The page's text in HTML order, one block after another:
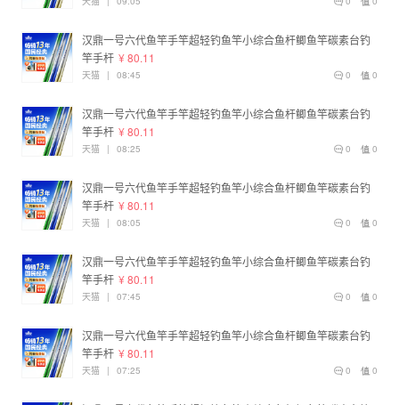
汉鼎一号六代鱼竿手竿超轻钓鱼竿小综合鱼杆鲫鱼竿碳素台钓
竿手杆 ¥ 80.11
0
0
天猫 | 08:45
汉鼎一号六代鱼竿手竿超轻钓鱼竿小综合鱼杆鲫鱼竿碳素台钓
竿手杆 ¥ 80.11
0
0
天猫 | 08:25
汉鼎一号六代鱼竿手竿超轻钓鱼竿小综合鱼杆鲫鱼竿碳素台钓
竿手杆 ¥ 80.11
0
0
天猫 | 08:05
汉鼎一号六代鱼竿手竿超轻钓鱼竿小综合鱼杆鲫鱼竿碳素台钓
竿手杆 ¥ 80.11
0
0
天猫 | 07:45
汉鼎一号六代鱼竿手竿超轻钓鱼竿小综合鱼杆鲫鱼竿碳素台钓
竿手杆 ¥ 80.11
0
0
天猫 | 07:25